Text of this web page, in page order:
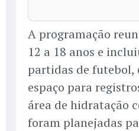
A programação
12 a 18 anos e
partidas de
espaço para
área de hidratação
foram planejadas